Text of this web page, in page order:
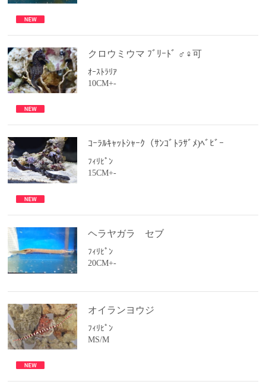
クロウミウマ ﾌﾞﾘｰﾄﾞ ♂♀可
ｵｰｽﾄﾗﾘｱ
10CM+-
ｺｰﾗﾙｷｬｯﾄｼｬｰｸ（ｻﾝｺﾞﾄﾗｻﾞﾒ)ﾍﾞﾋﾞｰ
ﾌｨﾘﾋﾟﾝ
15CM+-
ヘラヤガラ セブ
ﾌｨﾘﾋﾟﾝ
20CM+-
オイランヨウジ
ﾌｨﾘﾋﾟﾝ
MS/M